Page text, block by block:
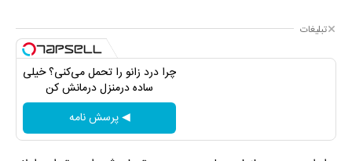
تبلیغات
چرا درد زانو را تحمل می‌کنی؟ خیلی
ساده درمنزل درمانش کن
◀ پرسش نامه